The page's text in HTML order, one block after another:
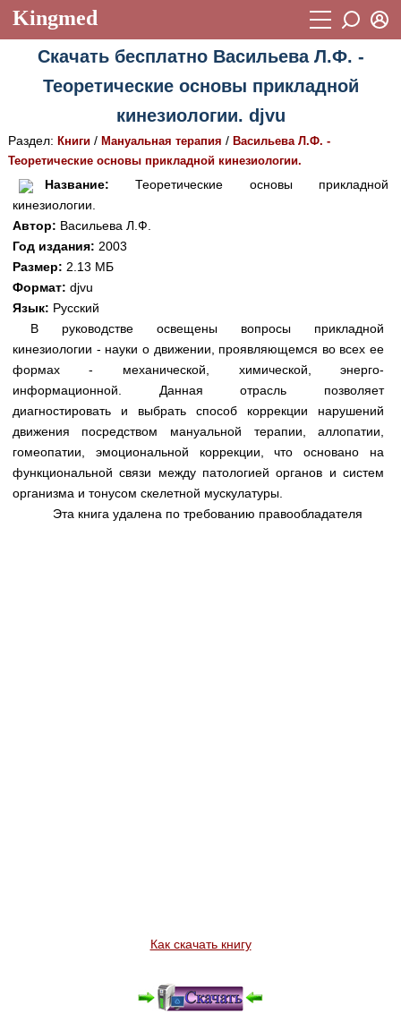
Kingmed
Учебный материал
Видеогалерея 899
Истории болезней 1268
Лекции и презентации
Аккредитационные тесты
Методические рекомендации
Научно-популярное
Новости (244)
Медицинская стандартизация
Нормативы экстренной и неотложной помощи
Нормы лабораторных и инструментальных
исследований
Восстановить пароль
Регистрация
Скачать бесплатно Васильева Л.Ф. -
Теоретические основы прикладной
кинезиологии. djvu
Раздел: Книги/ Мануальная терапия / Васильева Л.Ф. -
Теоретические основы прикладной кинезиологии.
Название: Теоретические основы прикладной
кинезиологии.
Автор: Васильева Л.Ф.
Год издания: 2003
Размер: 2.13 МБ
Формат: djvu
Язык: Русский
В руководстве освещены вопросы прикладной
кинезиологии - науки о движении, проявляющемся во всех ее
формах - механической, химической, энерго-
информационной. Данная отрасль позволяет
диагностировать и выбрать способ коррекции нарушений
движения посредством мануальной терапии, аллопатии,
гомеопатии, эмоциональной коррекции, что основано на
функциональной связи между патологией органов и систем
организма и тонусом скелетной мускулатуры.
Эта книга удалена по требованию правообладателя
Как скачать книгу